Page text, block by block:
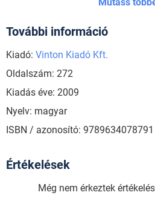
További információ
Kiadó: Vinton Kiadó Kft.
Oldalszám: 272
Kiadás éve: 2009
Nyelv: magyar
ISBN / azonosító: 9789634078791
Értékelések
Még nem érkeztek